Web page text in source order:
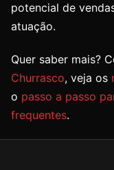
potencial de
atuação.
Quer saber mais?
Churrasco, veja os
o passo a passo
frequentes.